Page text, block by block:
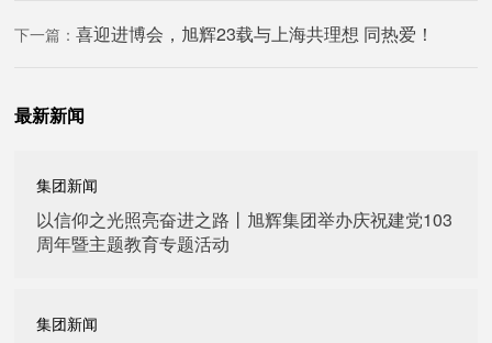
下一篇：喜迎进博会，旭辉23载与上海共理想 同热爱！
最新新闻
集团新闻
以信仰之光照亮奋进之路丨旭辉集团举办庆祝建党103
周年暨主题教育专题活动
集团新闻